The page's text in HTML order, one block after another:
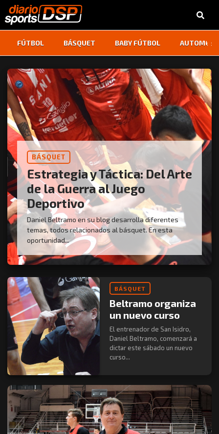
FÚTBOL BÁSQUET BABY FÚTBOL ‹ ›
BÁSQUET
Estrategia y Táctica: Del Arte
de la Guerra al Juego
Deportivo
Daniel Beltramo en su blog desarrolla diferentes
temas, todos relacionados al básquet. En esta
oportunidad...
BÁSQUET
Beltramo organiza
un nuevo curso
El entrenador de San Isidro,
Daniel Beltramo, comenzará a
dictar este sábado un nuevo
curso...